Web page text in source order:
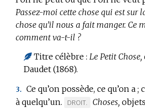
Passez-moi cette chose qui est sur
chose qu’il nous a fait manger. Ce
comment va-t-il ?
Titre célèbre : Le Petit Chose,
Daudet (1868).
3. Ce qu’on possède, ce qu’on a
à quelqu’un.
MARQUE
DROIT. Choses,